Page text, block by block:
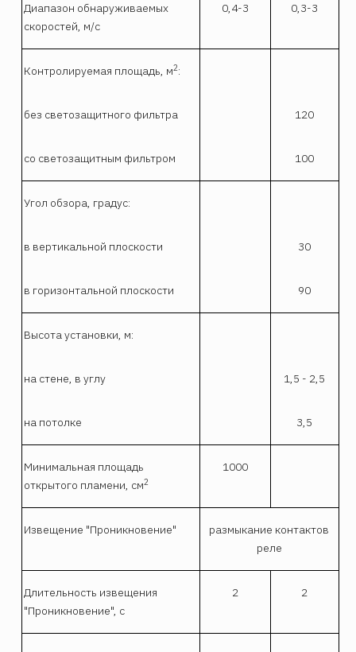
Диапазон обнаруживаемых
скоростей, м/с
0,4-3 0,3-3
Контролируемая площадь, м2:
без светозащитного фильтра 120
со светозащитным фильтром 100
Угол обзора, градус:
в вертикальной плоскости 30
в горизонтальной плоскости 90
Высота установки, м:
на стене, в углу 1,5 - 2,5
на потолке 3,5
Минимальная площадь
открытого пламени, см2
1000
Извещение "Проникновение"
размыкание контактов
реле
Длительность извещения
"Проникновение", с
2 2